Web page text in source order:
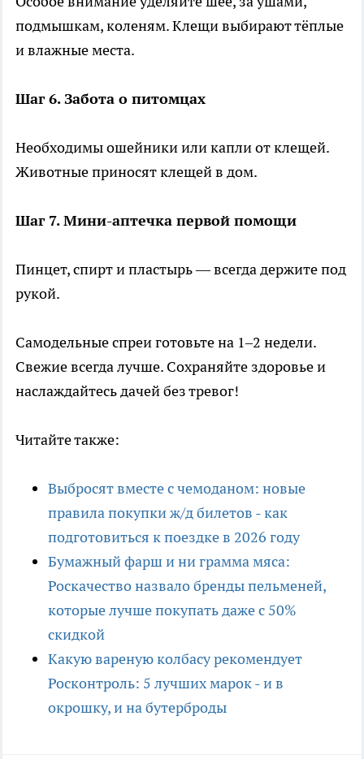
подмышкам, коленям. Клещи выбирают тёплые
и влажные места.
Шаг 6. Забота о питомцах
Необходимы ошейники или капли от клещей.
Животные приносят клещей в дом.
Шаг 7. Мини-аптечка первой помощи
Пинцет, спирт и пластырь — всегда держите под
рукой.
Самодельные спреи готовьте на 1–2 недели.
Свежие всегда лучше. Сохраняйте здоровье и
наслаждайтесь дачей без тревог!
Читайте также:
Выбросят вместе с чемоданом: новые
правила покупки ж/д билетов - как
подготовиться к поездке в 2026 году
Бумажный фарш и ни грамма мяса:
Роскачество назвало бренды пельменей,
которые лучше покупать даже с 50%
скидкой
Какую вареную колбасу рекомендует
Росконтроль: 5 лучших марок - и в
окрошку, и на бутерброды